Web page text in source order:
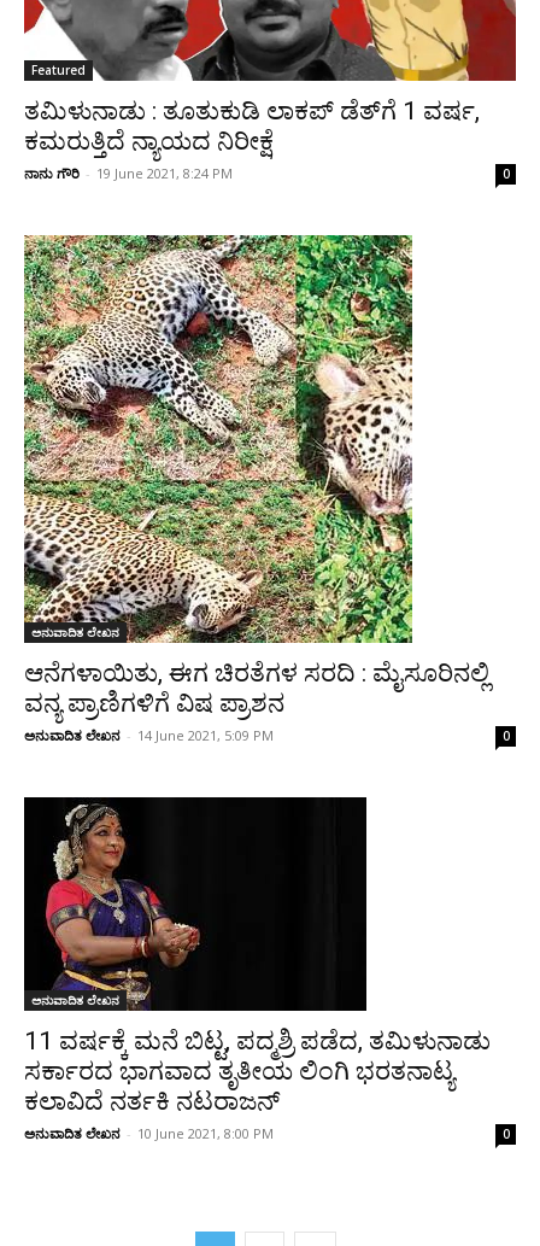
Featured
ತಮಿಳುನಾಡು : ತೂತುಕುಡಿ ಲಾಕಪ್‌ ಡೆತ್‌ಗೆ 1 ವರ್ಷ,
ಕಮರುತ್ತಿದೆ ನ್ಯಾಯದ ನಿರೀಕ್ಷೆ
ನಾನು ಗೌರಿ - 19 June 2021, 8:24 PM 0
ಅನುವಾದಿತ ಲೇಖನ
ಆನೆಗಳಾಯಿತು, ಈಗ ಚಿರತೆಗಳ ಸರದಿ : ಮೈಸೂರಿನಲ್ಲಿ
ವನ್ಯ ಪ್ರಾಣಿಗಳಿಗೆ ವಿಷ ಪ್ರಾಶನ
ಅನುವಾದಿತ ಲೇಖನ - 14 June 2021, 5:09 PM 0
ಅನುವಾದಿತ ಲೇಖನ
11 ವರ್ಷಕ್ಕೆ ಮನೆ ಬಿಟ್ಟ, ಪದ್ಮಶ್ರಿ ಪಡೆದ, ತಮಿಳುನಾಡು
ಸರ್ಕಾರದ ಭಾಗವಾದ ತೃತೀಯ ಲಿಂಗಿ ಭರತನಾಟ್ಯ
ಕಲಾವಿದೆ ನರ್ತಕಿ ನಟರಾಜನ್‌
ಅನುವಾದಿತ ಲೇಖನ - 10 June 2021, 8:00 PM 0